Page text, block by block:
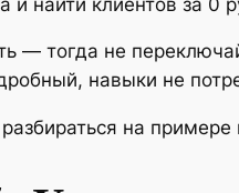
— тогда не
навыки не
на примере